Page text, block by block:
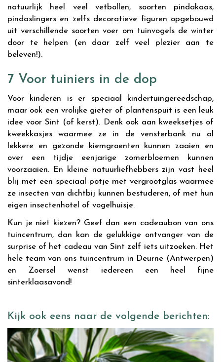
natuurlijk heel veel vetbollen, soorten pindakaas,
pindaslingers en zelfs decoratieve figuren opgebouwd
uit verschillende soorten voer om tuinvogels de winter
door te helpen (en daar zelf veel plezier aan te
beleven!).
7 Voor tuiniers in de dop
Voor kinderen is er speciaal kindertuingereedschap,
maar ook een vrolijke gieter of plantenspuit is een leuk
idee voor Sint (of kerst). Denk ook aan kweeksetjes of
kweekkasjes waarmee ze in de vensterbank nu al
lekkere en gezonde kiemgroenten kunnen zaaien en
over een tijdje eenjarige zomerbloemen kunnen
voorzaaien. En kleine natuurliefhebbers zijn vast heel
blij met een speciaal potje met vergrootglas waarmee
ze insecten van dichtbij kunnen bestuderen, of met hun
eigen insectenhotel of vogelhuisje.
Kun je niet kiezen? Geef dan een cadeaubon van ons
tuincentrum, dan kan de gelukkige ontvanger van de
surprise of het cadeau van Sint zelf iets uitzoeken. Het
hele team van ons tuincentrum in Deurne (Antwerpen)
en Zoersel wenst iedereen een heel fijne
sinterklaasavond!
Kijk ook eens naar de volgende berichten: